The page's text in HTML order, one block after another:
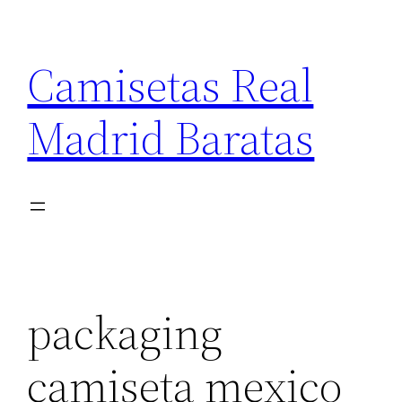
contenido
Camisetas Real
Madrid Baratas
packaging
camiseta mexico